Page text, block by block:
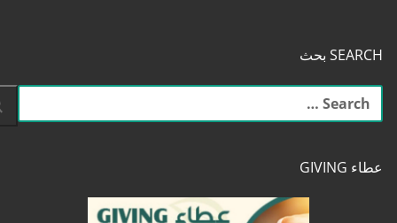
SEARCH بحث
البحث
عن:
عطاء GIVING